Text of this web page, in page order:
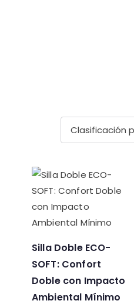
Silla Doble ECO-
SOFT: Confort
Doble con Impacto
Ambiental Mínimo